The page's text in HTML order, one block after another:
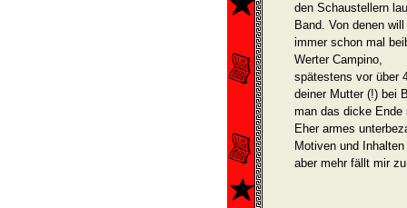
den Schaustellern
Band. Von denen
immer schon mal
Werter Campino,
spätestens vor über
deiner Mutter (!) bei
man das dicke Ende
Eher armes
Motiven und
aber mehr fällt mir